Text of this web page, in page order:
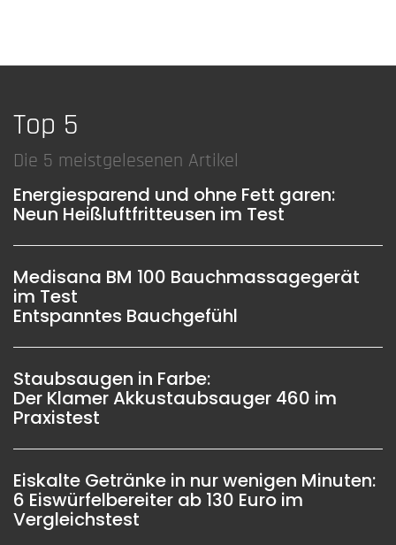
Top 5
Die 5 meistgelesenen Artikel
Energiesparend und ohne Fett garen:
Neun Heißluftfritteusen im Test
Medisana BM 100 Bauchmassagegerät
im Test
Entspanntes Bauchgefühl
Staubsaugen in Farbe:
Der Klamer Akkustaubsauger 460 im
Praxistest
Eiskalte Getränke in nur wenigen Minuten:
6 Eiswürfelbereiter ab 130 Euro im
Vergleichstest